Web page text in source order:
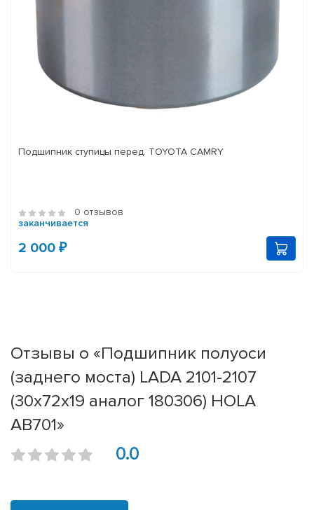
Подшипник ступицы перед. TOYOTA CAMRY
0 отзывов
заканчивается
2 000 ₽
Отзывы о «Подшипник полуоси
(заднего моста) LADA 2101-2107
(30x72x19 аналог 180306) HOLA
AB701»
0.0